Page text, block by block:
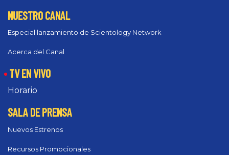
NUESTRO CANAL
Especial lanzamiento de Scientology Network
Acerca del Canal
TV EN VIVO
Horario
SALA DE PRENSA
Nuevos Estrenos
Recursos Promocionales